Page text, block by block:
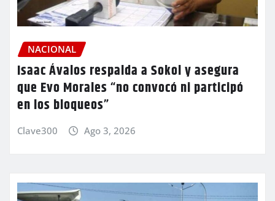
NACIONAL
Isaac Ávalos respalda a Sokol y asegura
que Evo Morales “no convocó ni participó
en los bloqueos”
Clave300 Ago 3, 2026